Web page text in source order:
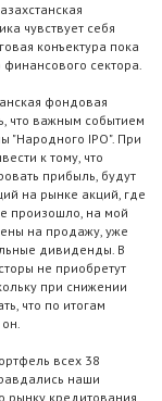
чувствует себя
конъектура пока
сектора.
фондовая
что важным событием
"Народного IPO". При
к тому, что
прибыль, будут
на рынке акций, где
произошло, на мой
на продажу, уже
дивиденды. В
не приобретут
при снижении
что по итогам
всех 38
наши
рынку кредитования